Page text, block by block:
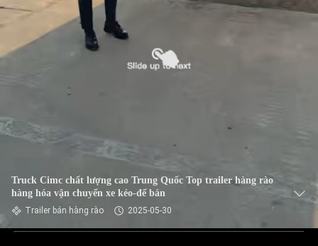
Truck Cimc chất lượng cao Trung Quốc Top trailer hàng rào
hàng hóa vận chuyển xe kéo-để bán
Trailer bán hàng rào 2025-05-30